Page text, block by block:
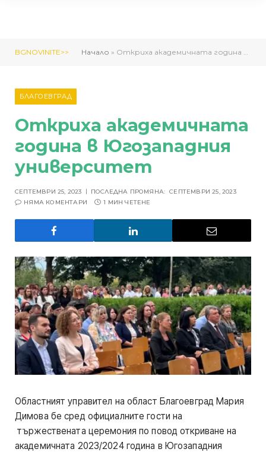
BGNOVINITE>> Начало » Откриха академичната година в Югозападния университет
БЛАГОЕВГРАД
Откриха академичната
година в Югозападния
университет
СЕПТЕМВРИ 25, 2023 ПОСЛЕДНА ПРОМЯНА: СЕПТЕМВРИ 25, 2023
НЯМА КОМЕНТАРИ
1 МИН ЧЕТЕНЕ
Областният управител на област Благоевград Мария
Димова бе сред официалните гости на
тържествената церемония по повод откриване на
академичната 2023/2024 година в Югозападния